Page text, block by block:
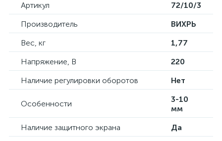
Артикул
72/10/3
Производитель
ВИХРЬ
Вес, кг
1,77
Напряжение, В
220
Наличие регулировки оборотов
Нет
Особенности
3-10
мм
Наличие защитного экрана
Да